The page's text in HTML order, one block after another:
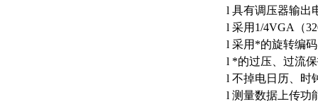
l 具有调压器输出
l 采用1/4VGA（
l 采用*的旋转编
l *的过压、过流
l 不掉电日历、时
l 测量数据上传功